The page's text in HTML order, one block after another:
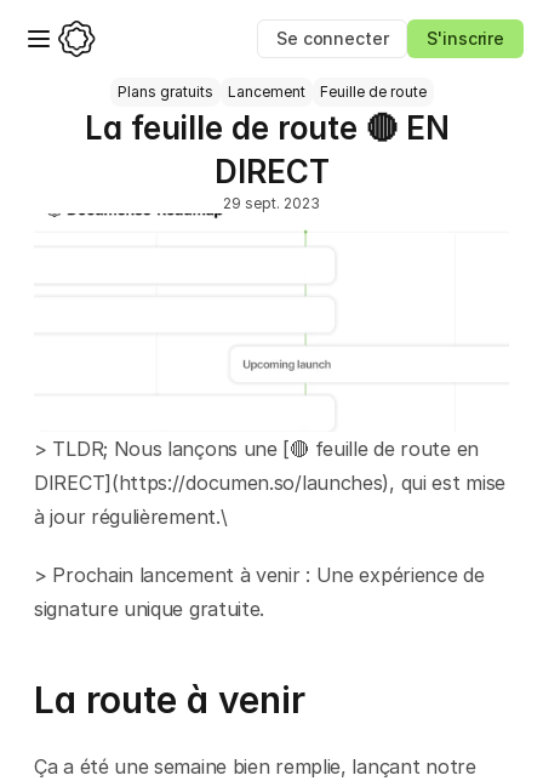
Se connecter S'inscrire
Plans gratuits Lancement Feuille de route
La feuille de route 🔴 EN
DIRECT
29 sept. 2023
> TLDR; Nous lançons une [🔴 feuille de route en
DIRECT](https://documen.so/launches), qui est mise
à jour régulièrement.\
> Prochain lancement à venir : Une expérience de
signature unique gratuite.
La route à venir
Ça a été une semaine bien remplie, lançant notre